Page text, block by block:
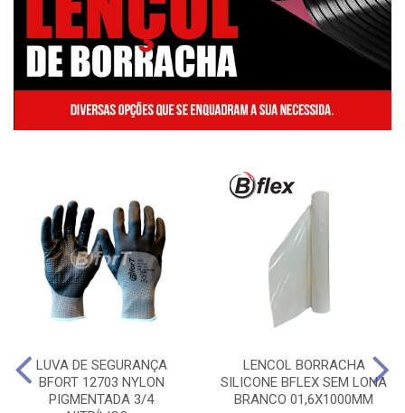
LUVA DE SEGURANÇA
BFORT 12703 NYLON
PIGMENTADA 3/4
LENCOL BORRACHA
SILICONE BFLEX SEM LONA
BRANCO 01,6X1000MM